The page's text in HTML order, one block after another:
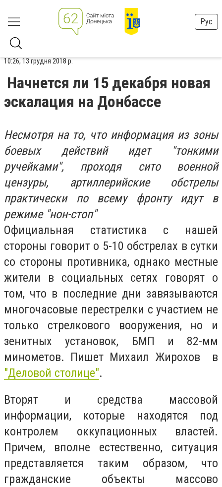
Рус
10:26, 13 грудня 2018 р.
Начнется ли 15 декабря новая
эскалация на Донбассе
Несмотря на то, что информация из зоны
боевых действий идет "тонкими
ручейками", проходя сито военной
цензуры, артиллерийские обстрелы
практически по всему фронту идут в
режиме "нон-стоп"
Официальная статистика с нашей
стороны говорит о 5-10 обстрелах в сутки
со стороны противника, однако местные
жители в социальных сетях говорят о
том, что в последние дни завязываются
многочасовые перестрелки с участием не
только стрелкового вооружения, но и
зенитных установок, БМП и 82-мм
минометов. Пишет Михаил Жирохов в
"Деловой столице".
Вторят и средства массовой
информации, которые находятся под
контролем оккупационных властей.
Причем, вполне естественно, ситуация
представляется таким образом, что
гражданские объекты массово